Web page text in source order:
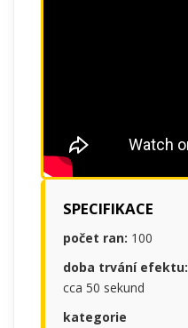
SPECIFIKACE
počet ran: 100
doba trvání efektu:
cca 50 sekund
kategorie